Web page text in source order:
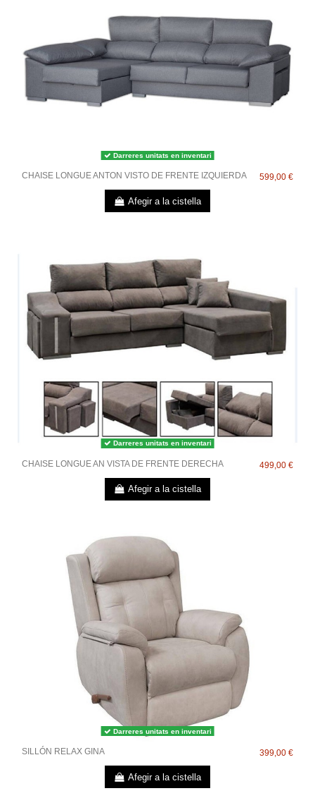
Darreres unitats en inventari
CHAISE LONGUE ANTON VISTO DE FRENTE IZQUIERDA 599,00 €
Afegir a la cistella
Darreres unitats en inventari
CHAISE LONGUE AN VISTA DE FRENTE DERECHA 499,00 €
Afegir a la cistella
Darreres unitats en inventari
SILLÓN RELAX GINA 399,00 €
Afegir a la cistella